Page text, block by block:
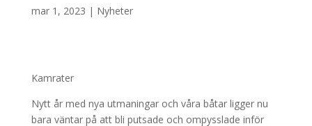
mar 1, 2023 | Nyheter
Kamrater
Nytt år med nya utmaningar och våra båtar ligger nu
bara väntar på att bli putsade och ompysslade inför